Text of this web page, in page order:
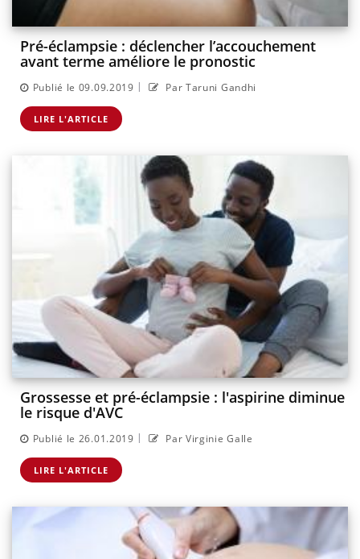
Pré-éclampsie : déclencher l’accouchement
avant terme améliore le pronostic
Publié le 09.09.2019 | Par Taruni Gandhi
LIRE L'ARTICLE
Grossesse et pré-éclampsie : l'aspirine diminue
le risque d'AVC
Publié le 26.01.2019 | Par Virginie Galle
LIRE L'ARTICLE